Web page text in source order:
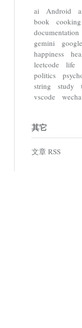
ai Android
book
cooking
documentation
gemini
google
happiness
leetcode
life
politics
string
study
vscode
其它
文章 RSS